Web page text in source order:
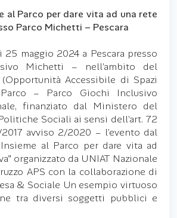
al Parco per dare vita ad una rete
Parco Michetti – Pescara
maggio 2024 a Pescara presso
Michetti – nell’ambito del
Accessibile di Spazi
– Parco Giochi Inclusivo
finanziato dal Ministero del
Sociali ai sensi dell’art. 72
2017 avviso 2/2020 – l’evento dal
al Parco per dare vita ad
organizzato da UNIAT Nazionale
APS con la collaborazione di
& Sociale Un esempio virtuoso
tra diversi soggetti pubblici e